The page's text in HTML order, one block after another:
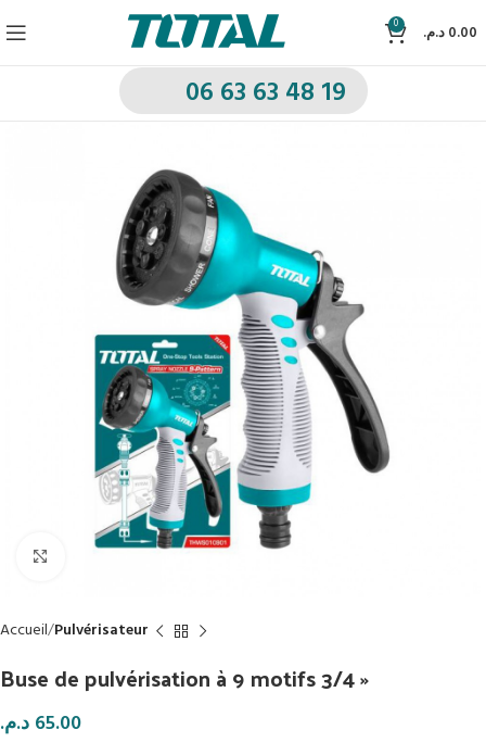
0 0.00د.م.
06 63 63 48 19
Click to enlarge
Accueil Pulvérisateur
Buse de pulvérisation à 9 motifs 3/4 »
65.00 د.م.